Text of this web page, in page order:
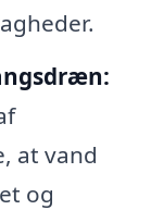
at vand
og